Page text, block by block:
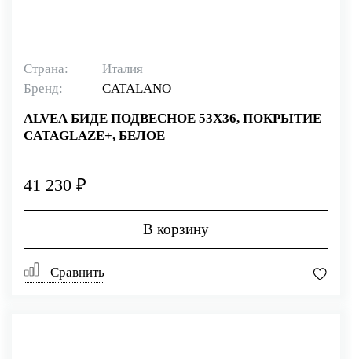
Страна:
Италия
Бренд:
CATALANO
ALVEA БИДЕ ПОДВЕСНОЕ 53Х36, ПОКРЫТИЕ
CATAGLAZE+, БЕЛОЕ
41 230 ₽
В корзину
Сравнить